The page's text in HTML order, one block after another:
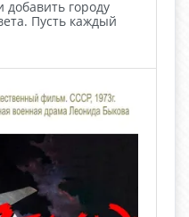
городу
Пусть каждый